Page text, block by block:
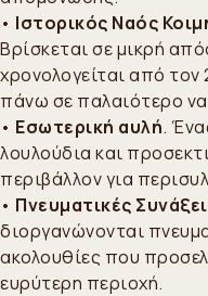
• Ιστορικός Ναός
Βρίσκεται σε μικρή
χρονολογείται από τον
πάνω σε παλαιότερο
• Εσωτερική αυλή.
λουλούδια και
περιβάλλον για
• Πνευματικές
διοργανώνονται
ακολουθίες που
ευρύτερη περιοχή.